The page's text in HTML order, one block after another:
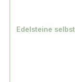
Edelsteine